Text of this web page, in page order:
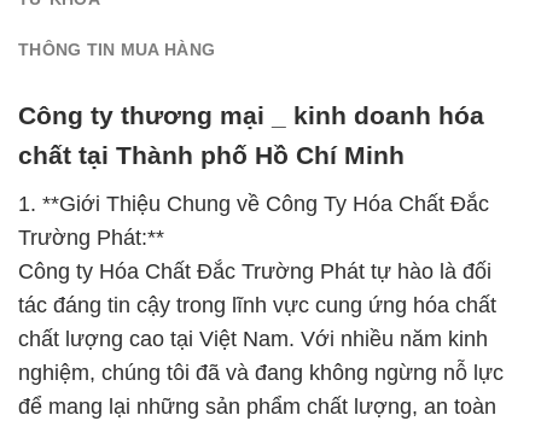
THÔNG TIN MUA HÀNG
Công ty thương mại _ kinh doanh hóa
chất tại Thành phố Hồ Chí Minh
1. **Giới Thiệu Chung về Công Ty Hóa Chất Đắc
Trường Phát:**
Công ty Hóa Chất Đắc Trường Phát tự hào là đối
tác đáng tin cậy trong lĩnh vực cung ứng hóa chất
chất lượng cao tại Việt Nam. Với nhiều năm kinh
nghiệm, chúng tôi đã và đang không ngừng nỗ lực
để mang lại những sản phẩm chất lượng, an toàn